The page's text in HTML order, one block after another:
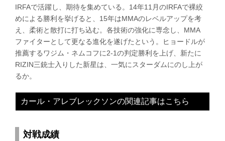
IRFAで活躍し、期待を集めている。14年11月のIRFAで裸絞
めによる勝利を挙げると、15年はMMAのレベルアップを考
え、柔術と散打に打ち込む。各技術の強化に専念し、MMA
ファイターとして更なる進化を遂げたという。ヒョードルが
推薦するワジム・ネムコフに2-1の判定勝利を上げ、新たに
RIZIN三銃士入りした新星は、一気にスターダムにのし上が
るか。
カール・アレブレックソンの関連記事はこちら
対戦成績